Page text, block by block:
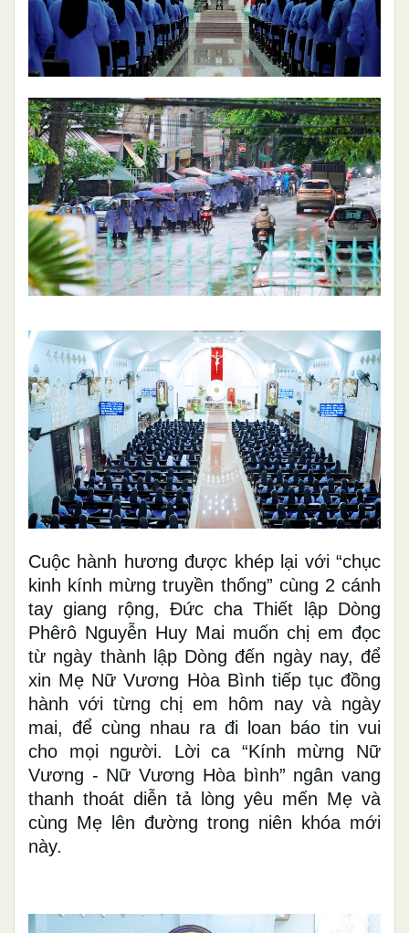
Cuộc hành hương được khép lại với “chục
kinh kính mừng truyền thống” cùng 2 cánh
tay giang rộng, Đức cha Thiết lập Dòng
Phêrô Nguyễn Huy Mai muốn chị em đọc
từ ngày thành lập Dòng đến ngày nay, để
xin Mẹ Nữ Vương Hòa Bình tiếp tục đồng
hành với từng chị em hôm nay và ngày
mai, để cùng nhau ra đi loan báo tin vui
cho mọi người. Lời ca “Kính mừng Nữ
Vương - Nữ Vương Hòa bình” ngân vang
thanh thoát diễn tả lòng yêu mến Mẹ và
cùng Mẹ lên đường trong niên khóa mới
này.